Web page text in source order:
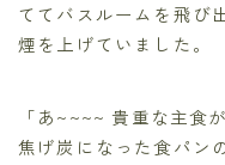
ててバスルームを飛び
煙を上げていました。
「あ~~~~ 貴重な主食
焦げ炭になった食パン